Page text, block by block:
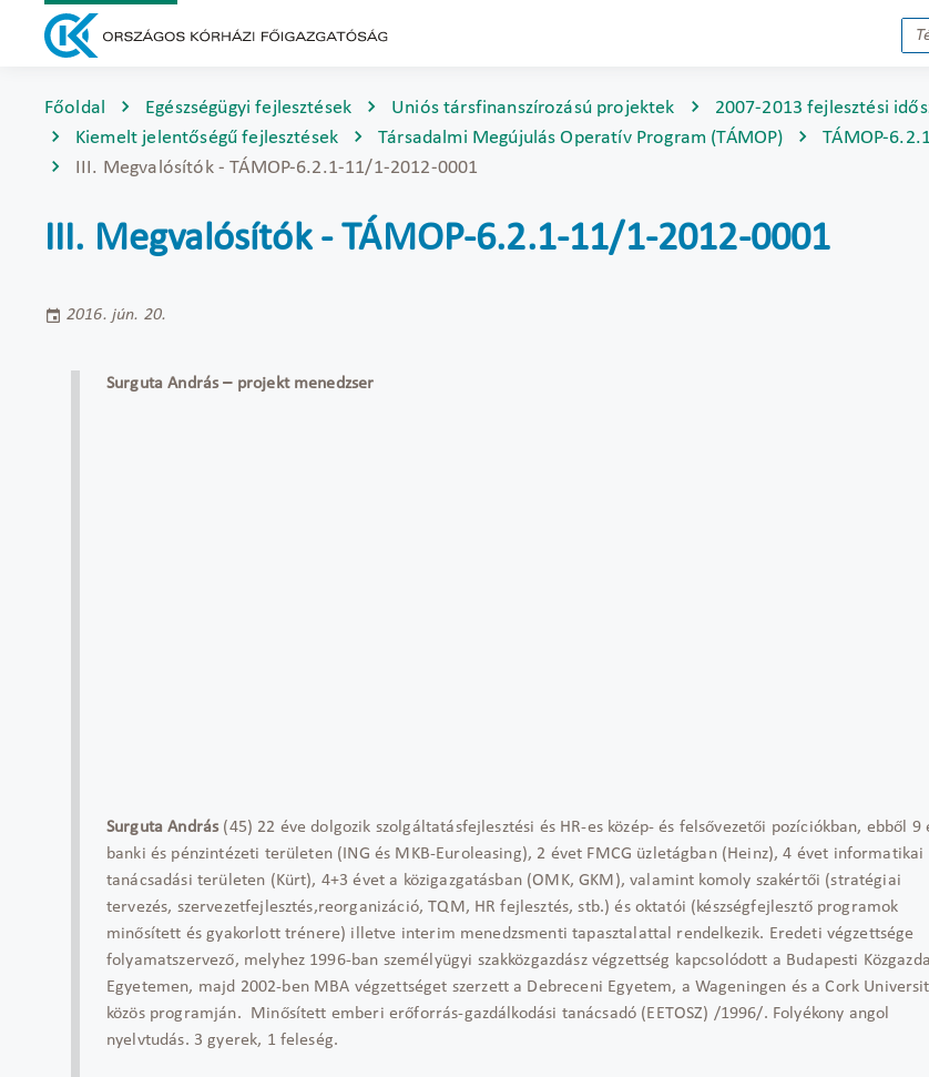
Főoldal Egészségügyi fejlesztések Uniós társfinanszírozású projektek 2007-2013 fejlesztési
Kiemelt jelentőségű fejlesztések
Társadalmi Megújulás Operatív Program (TÁMOP)
TÁMOP-
III. Megvalósítók - TÁMOP-6.2.1-11/1-2012-0001
III. Megvalósítók - TÁMOP-6.2.1-11/1-2012-0001
2016. jún. 20.
Surguta András – projekt menedzser
Surguta András(45) 22 éve dolgozik szolgáltatásfejlesztési és HR-es közép- és felsővezetői pozíciókban, ebből 9
banki és pénzintézeti területen (ING és MKB-Euroleasing), 2 évet FMCG üzletágban (Heinz), 4 évet informatikai
tanácsadási területen (Kürt), 4+3 évet a közigazgatásban (OMK, GKM), valamint komoly szakértői (stratégiai
tervezés, szervezetfejlesztés,reorganizáció, TQM, HR fejlesztés, stb.) és oktatói (készségfejlesztő programok
minősített és gyakorlott trénere) illetve interim menedzsmenti tapasztalattal rendelkezik. Eredeti végzettsége
folyamatszervező, melyhez 1996-ban személyügyi szakközgazdász végzettség kapcsolódott a Budapesti
Egyetemen, majd 2002-ben MBA végzettséget szerzett a Debreceni Egyetem, a Wageningen és a Cork
közös programján. Minősített emberi erőforrás-gazdálkodási tanácsadó (EETOSZ) /1996/. Folyékony angol
nyelvtudás. 3 gyerek, 1 feleség.